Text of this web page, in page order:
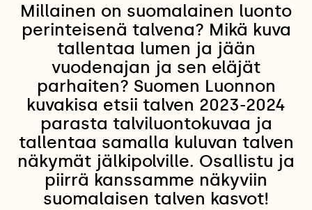
Millainen on suomalainen luonto
perinteisenä talvena? Mikä kuva
tallentaa lumen ja jään
vuodenajan ja sen eläjät
parhaiten? Suomen Luonnon
kuvakisa etsii talven 2023-2024
parasta talviluontokuvaa ja
tallentaa samalla kuluvan talven
näkymät jälkipolville. Osallistu ja
piirrä kanssamme näkyviin
suomalaisen talven kasvot!